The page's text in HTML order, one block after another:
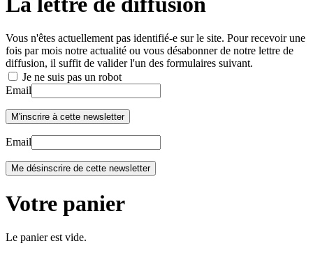
Vous n'êtes actuellement pas identifié-e sur le site. Pour recevoir une
fois par mois notre actualité ou vous désabonner de notre lettre de
diffusion, il suffit de valider l'un des formulaires suivant.
Je ne suis pas un robot
Email
Email
Votre panier
Le panier est vide.